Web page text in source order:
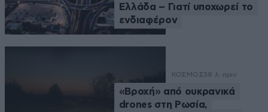
Ελλάδα – Γιατί υποχωρεί το
ενδιαφέρον
ΚΟΣΜΟΣ38 λ. πριν
«Βροχή» από ουκρανικά
drones στη Ρωσία,